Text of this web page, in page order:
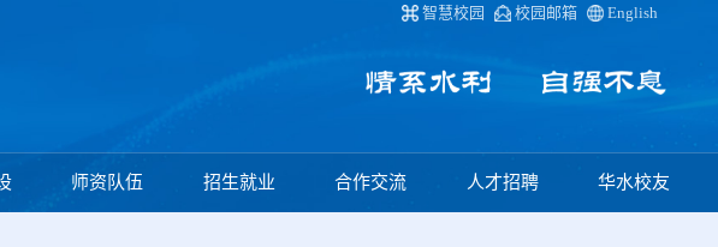
智慧校园 校园邮箱 English
师资队伍 招生就业 合作交流 人才招聘 华水校友